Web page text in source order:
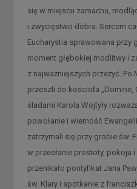
się w miejscu zamachu,
i zwycięstwo dobra. Sercem
Eucharystia sprawowana przy
moment głębokiej modlitwy i
z najważniejszych przeżyć. Po
przeszli do kościoła „Domine,
śladami Karola Wojtyły
powołanie i wierność
zatrzymali się przy grobie św.
w przesłanie prostoty, pokoju
przenikało pontyfikat Jana
św. Klary i spotkanie z